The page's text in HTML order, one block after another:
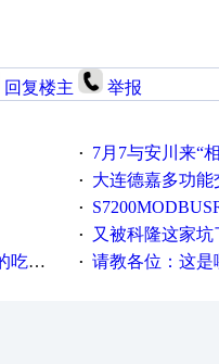
回复楼主 举报
· 7月7与安川来“
· 大连德嘉多功能
·
· 又被科隆这家坑
！ · 请教各位：这是